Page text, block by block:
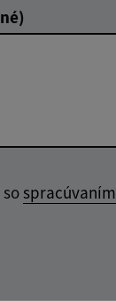
spracúvaním